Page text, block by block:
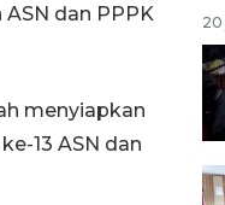
dan PPPK
menyiapkan
13 ASN dan
20